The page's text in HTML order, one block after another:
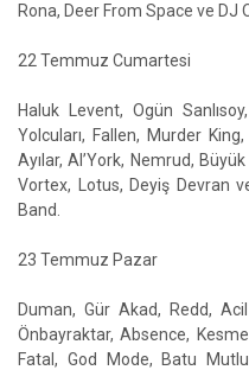
Rona, Deer From Space ve DJ
22 Temmuz Cumartesi
Haluk Levent, Ogün
Yolcuları, Fallen, Murder
Ayılar, Al’York, Nemrud,
Vortex, Lotus, Deyiş Devran
Band.
23 Temmuz Pazar
Duman, Gür Akad, Redd,
Önbayraktar, Absence,
Fatal, God Mode, Batu